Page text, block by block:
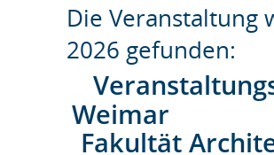
Die Veranstaltung
2026 gefunden:
Weimar
Fakultät